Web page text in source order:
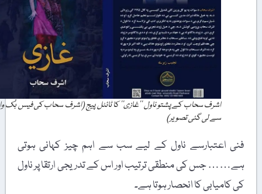
اشرف سحاب کے پشتو ناول ’’غازی‘‘ کا ٹائٹل پیج (اشرف سحاب کی فیس بُک وال
سے لی گئی تصویر)
فنی اعتبارسے ناول کے لیے سب سے اہم چیز کہانی ہوتی
ہے…… جس کی منطقی ترتیب اور اس کے تدریجی ارتقا پر ناول
کی کامیابی کا انحصار ہوتا ہے۔